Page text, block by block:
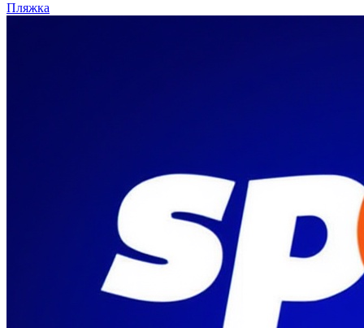
Пляжка